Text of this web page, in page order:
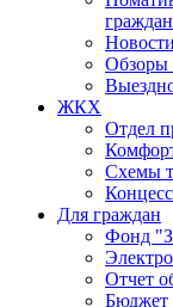
граждан
Новости
Обзоры
ЖКХ
Отдел
Схемы
Для граждан
Фонд
Отчет
Бюджет